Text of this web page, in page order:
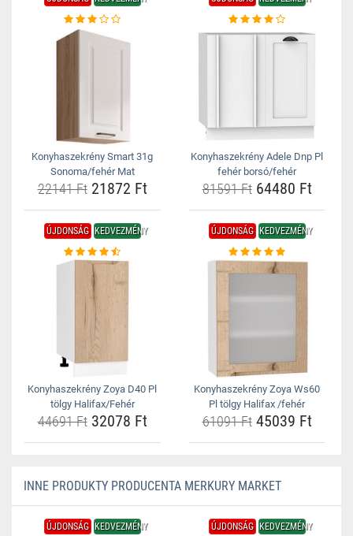
Konyhaszekrény Smart 31g
Sonoma/fehér Mat
22141 Ft21872 Ft
Konyhaszekrény Adele Dnp Pl
fehér borsó/fehér
81591 Ft64480 Ft
ÚJDONSÁG KEDVEZMÉNY
Konyhaszekrény Zoya D40 Pl
tölgy Halifax/Fehér
44691 Ft32078 Ft
ÚJDONSÁG KEDVEZMÉNY
Konyhaszekrény Zoya Ws60
Pl tölgy Halifax /fehér
61091 Ft45039 Ft
INNE PRODUKTY PRODUCENTA MERKURY MARKET
ÚJDONSÁG KEDVEZMÉNY ÚJDONSÁG KEDVEZMÉNY